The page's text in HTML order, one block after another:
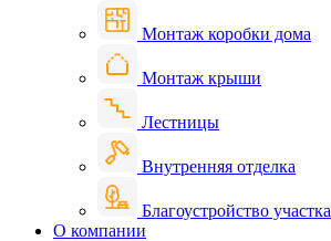
Монтаж коробки дома
Монтаж крыши
Лестницы
Внутренняя отделка
Благоустройство участка
О компании